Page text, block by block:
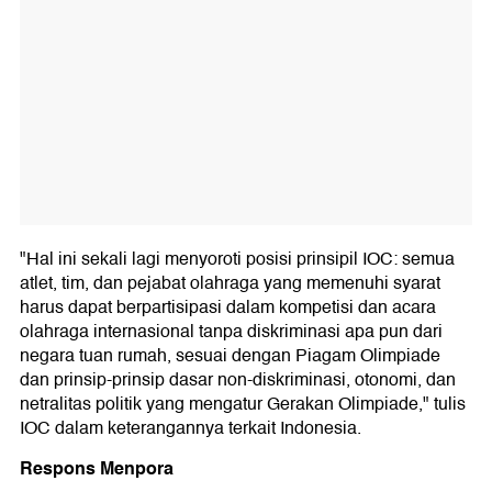
"Hal ini sekali lagi menyoroti posisi prinsipil IOC: semua
atlet, tim, dan pejabat olahraga yang memenuhi syarat
harus dapat berpartisipasi dalam kompetisi dan acara
olahraga internasional tanpa diskriminasi apa pun dari
negara tuan rumah, sesuai dengan Piagam Olimpiade
dan prinsip-prinsip dasar non-diskriminasi, otonomi, dan
netralitas politik yang mengatur Gerakan Olimpiade," tulis
IOC dalam keterangannya terkait Indonesia.
Respons Menpora